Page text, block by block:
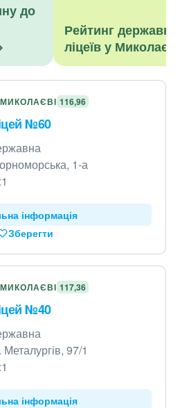
до
Рейтинг
ліцеїв у Миколаєві
116,96
№60
1-а
інформація
Зберегти
117,36
№40
97/1
інформація